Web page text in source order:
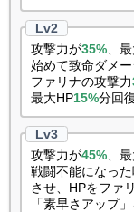
攻撃力が35% 、
始めて致命ダメ
ファリナの攻撃力
最大HP15%分回
攻撃力が45% 、
戦闘不能になっ
させ、HPをファ
「素早さアップ